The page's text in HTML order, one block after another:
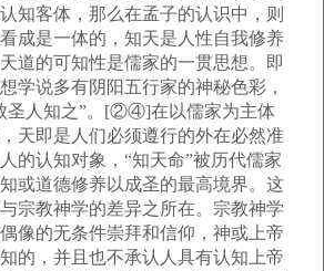
知客体，那么在孟子的认识中，则
成是一体的，知天是人性自我修养
道的可知性是儒家的一贯思想。即
学说多有阴阳五行家的神秘色彩，
圣人知之”。[②④]在以儒家为主体
天即是人们必须遵行的外在必然准
的认知对象，“知天命”被历代儒家
或道德修养以成圣的最高境界。这
宗教神学的差异之所在。宗教神学
像的无条件崇拜和信仰，神或上帝
的，并且也不承认人具有认知上帝